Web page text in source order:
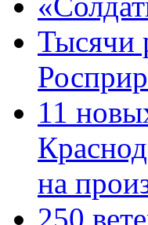
Тысячи
11
на